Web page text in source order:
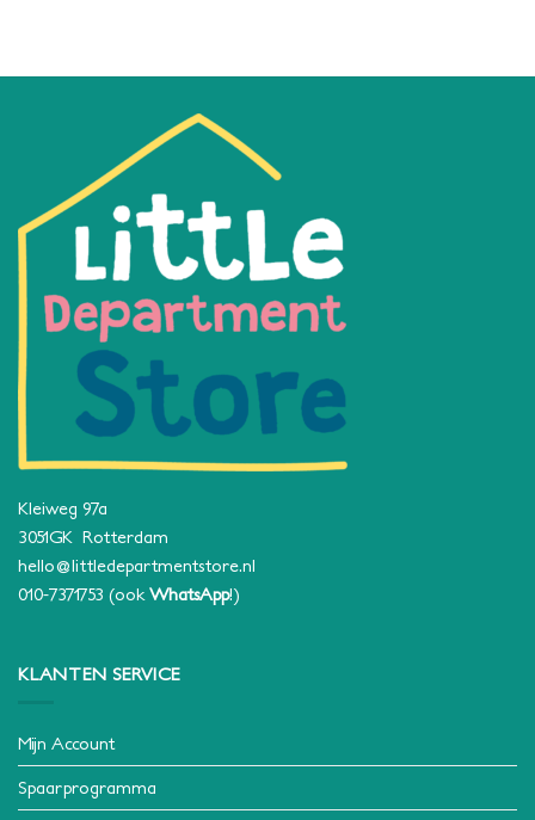
Kleiweg 97a
3051GK Rotterdam
hello@littledepartmentstore.nl
010-7371753 (ook WhatsApp!)
KLANTEN SERVICE
Mijn Account
Spaarprogramma